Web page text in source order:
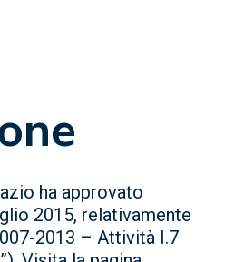
ha approvato
2015, relativamente
2013 – Attività I.7